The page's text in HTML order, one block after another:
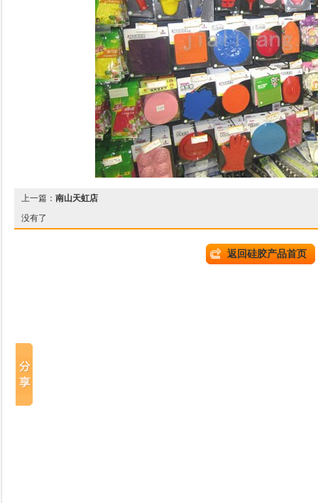
上一篇： 南山天虹店
没有了
返回硅胶产品首页